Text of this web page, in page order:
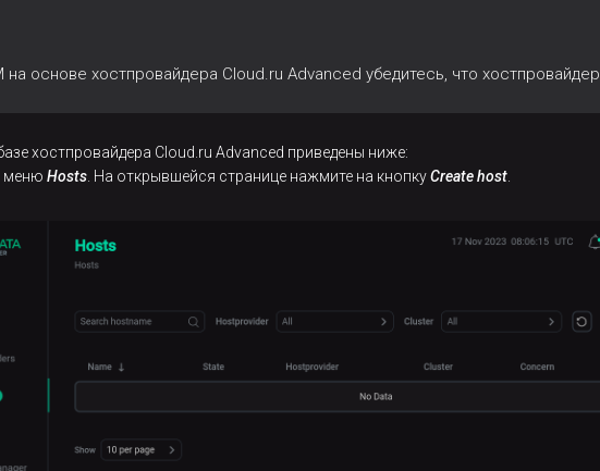
основе хостпровайдера Cloud.ru Advanced убедитесь, что хостпровайдер
хостпровайдера Cloud.ru Advanced приведены ниже:
меню Hosts . На открывшейся странице нажмите на кнопкуCreate host